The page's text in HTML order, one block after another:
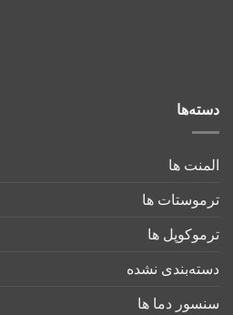
دسته‌ها
المنت ها
ترموستات ها
ترموکوپل ها
دسته‌بندی نشده
سنسور دما ها